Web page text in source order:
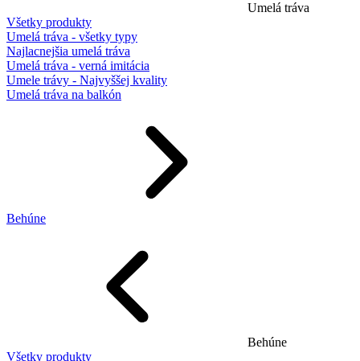
Umelá tráva
Všetky produkty
Umelá tráva - všetky typy
Najlacnejšia umelá tráva
Umelá tráva - verná imitácia
Umele trávy - Najvyššej kvality
Umelá tráva na balkón
Behúne
Behúne
Všetky produkty